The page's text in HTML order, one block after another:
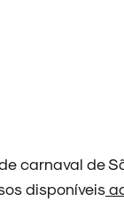
carnaval de
disponíveis